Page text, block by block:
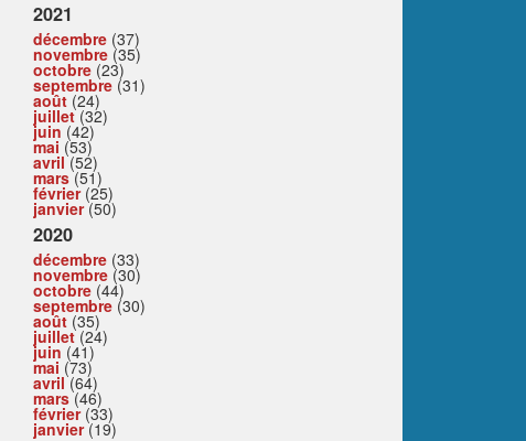
2021
décembre (37)
novembre (35)
octobre (23)
septembre (31)
août (24)
juillet(32)
juin (42)
mai (53)
avril(52)
mars(51)
février(25)
janvier(50)
2020
décembre (33)
novembre (30)
octobre (44)
septembre (30)
août (35)
juillet(24)
juin (41)
mai (73)
avril(64)
mars(46)
février(33)
janvier(19)